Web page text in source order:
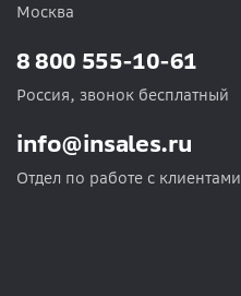
Москва
info@insales.ru
Отдел по работе с клиентами
8 800 555-10-61
Россия, звонок бесплатный